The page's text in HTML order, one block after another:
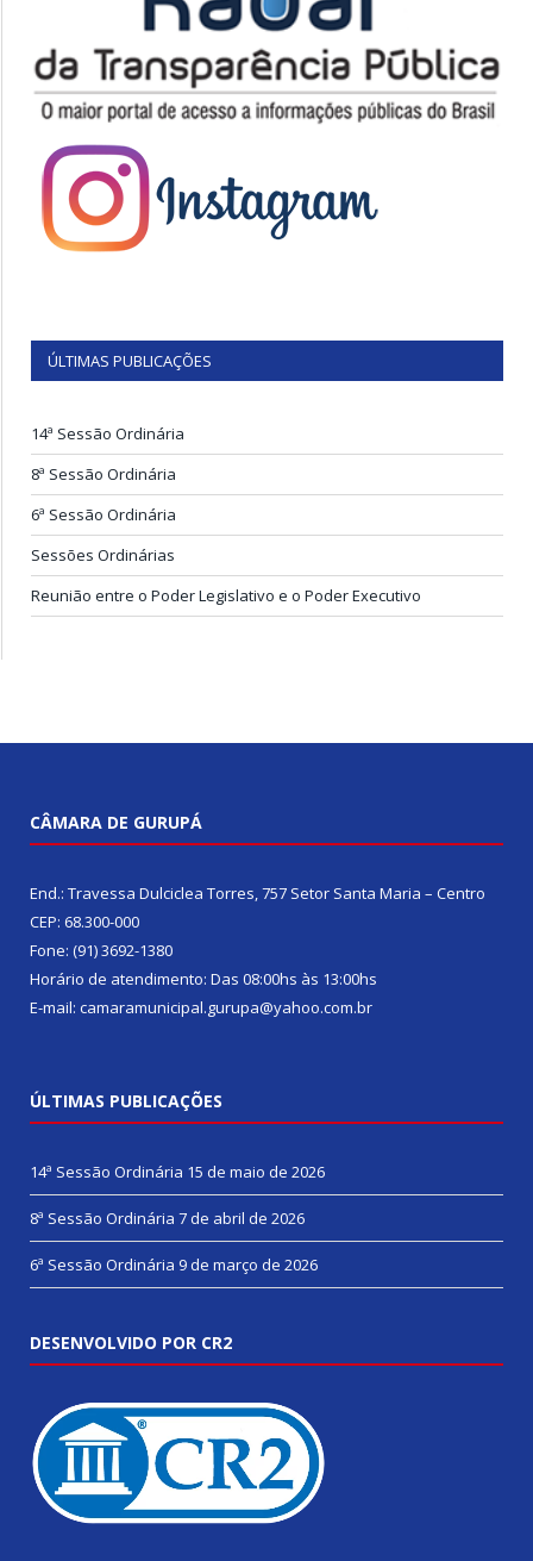
ÚLTIMAS PUBLICAÇÕES
14ª Sessão Ordinária
8ª Sessão Ordinária
6ª Sessão Ordinária
Sessões Ordinárias
Reunião entre o Poder Legislativo e o Poder Executivo
CÂMARA DE GURUPÁ
End.: Travessa Dulciclea Torres, 757 Setor Santa Maria – Centro
CEP: 68.300-000
Fone: (91) 3692-1380
Horário de atendimento: Das 08:00hs às 13:00hs
E-mail: camaramunicipal.gurupa@yahoo.com.br
ÚLTIMAS PUBLICAÇÕES
14ª Sessão Ordinária 15 de maio de 2026
8ª Sessão Ordinária 7 de abril de 2026
6ª Sessão Ordinária 9 de março de 2026
DESENVOLVIDO POR CR2